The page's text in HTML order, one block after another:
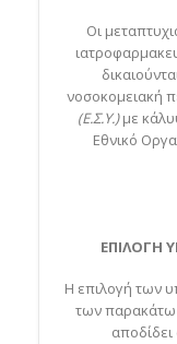
Οι
νοσοκομειακή
(Ε.Σ.Υ.)με
Εθνικό
ΕΠΙΛΟΓΗ
Η επιλογή των
των παρακάτω